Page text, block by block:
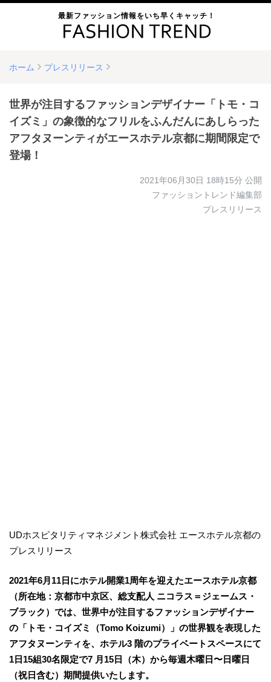
最新ファッション情報をいち早くキャッチ！
ホーム プレスリリース
世界が注目するファッションデザイナー「トモ・コ
イズミ」の象徴的なフリルをふんだんにあしらった
アフタヌーンティがエースホテル京都に期間限定で
登場！
2021年06月30日 18時15分 公開
ファッショントレンド編集部
プレスリリース
UDホスピタリティマネジメント株式会社 エースホテル京都の
プレスリリース
2021年6月11日にホテル開業1周年を迎えたエースホテル京都
（所在地：京都市中京区、総支配人 ニコラス＝ジェームス・
ブラック）では、世界中が注目するファッションデザイナー
の「トモ・コイズミ（Tomo Koizumi）」の世界観を表現した
アフタヌーンティを、ホテル3 階のプライベートスペースにて
1日15組30名限定で7 月15日（木）から毎週木曜日〜日曜日
（祝日含む）期間提供いたします。